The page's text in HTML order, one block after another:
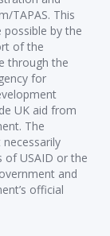
TAPAS. This
by the
of the
through the
for
UK aid from
The
of USAID or the
and
official